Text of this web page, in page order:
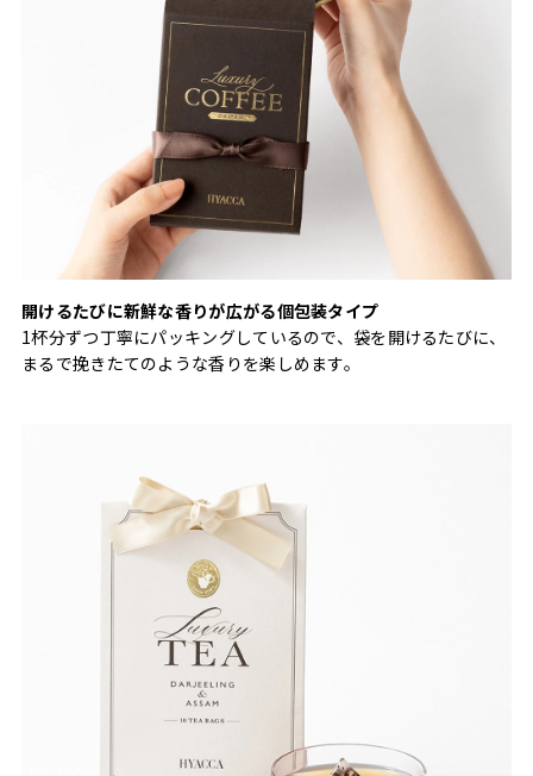
開けるたびに新鮮な香りが広がる個包装タイプ
1杯分ずつ丁寧にパッキングしているので、袋を開けるたびに、
まるで挽きたてのような香りを楽しめます。